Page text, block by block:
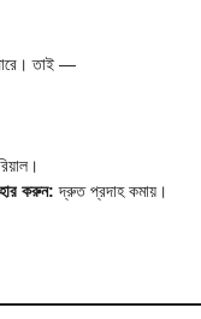
তাই —
করুন: দ্রুত প্রদাহ কমায়।